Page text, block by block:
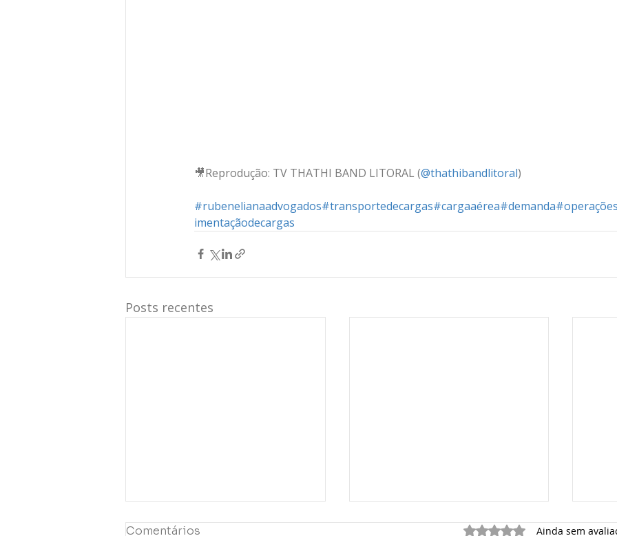
🎥Reprodução: TV THATHI BAND LITORAL (@thathibandlitoral)
#rubenelianaadvogados#transportedecargas#cargaaérea#demanda
imentaçãodecargas
Posts recentes
Comentários Avaliado com 0 de 5 estrelas.
Ainda sem